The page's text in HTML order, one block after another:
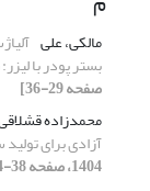
مالکی، علی
بستر پودر با
صفحه 29-36]
محمدزاده
آزادی برای
1404، صفحه 38-44]